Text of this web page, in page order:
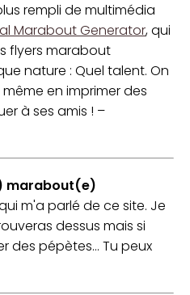
rempli de multimédia
Marabout Generator, qui
flyers marabout
nature : Quel talent. On
en imprimer des
à ses amis ! –
marabout(e)
m'a parlé de ce site. Je
dessus mais si
des pépètes... Tu peux